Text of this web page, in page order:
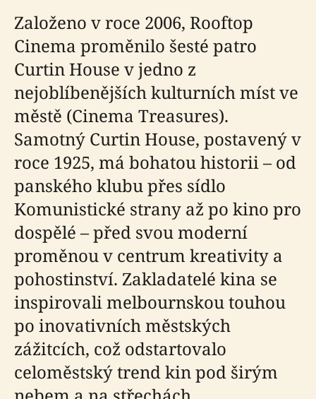
Založeno v roce 2006, Rooftop
Cinema proměnilo šesté patro
Curtin House v jedno z
nejoblíbenějších kulturních míst ve
městě (Cinema Treasures).
Samotný Curtin House, postavený v
roce 1925, má bohatou historii – od
panského klubu přes sídlo
Komunistické strany až po kino pro
dospělé – před svou moderní
proměnou v centrum kreativity a
pohostinství. Zakladatelé kina se
inspirovali melbournskou touhou
po inovativních městských
zážitcích, což odstartovalo
celoměstský trend kin pod širým